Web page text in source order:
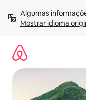
para
Mostrar idioma